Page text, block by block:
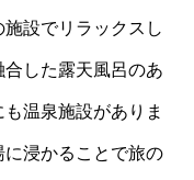
設でリラックスし
した露天風呂のあ
温泉施設がありま
浸かることで旅の